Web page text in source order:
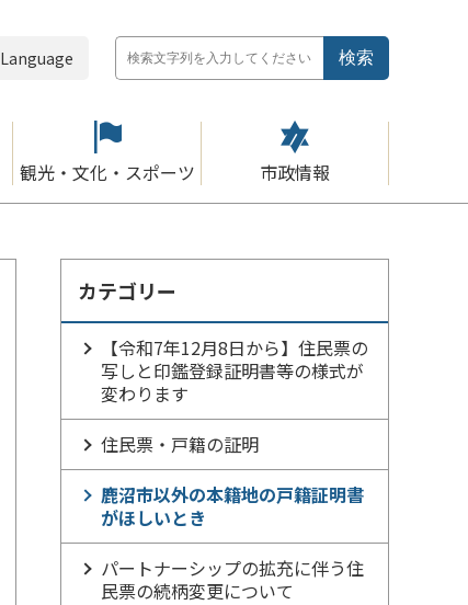
Language
観光・文化・スポーツ 市政情報
カテゴリー
【令和7年12月8日から】住民票の
写しと印鑑登録証明書等の様式が
変わります
住民票・戸籍の証明
鹿沼市以外の本籍地の戸籍証明書
がほしいとき
パートナーシップの拡充に伴う住
民票の続柄変更について